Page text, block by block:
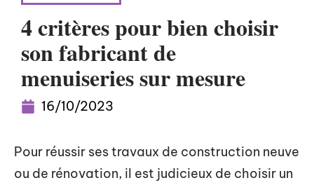
4 critères pour bien choisir
son fabricant de
menuiseries sur mesure
16/10/2023
Pour réussir ses travaux de construction neuve
ou de rénovation, il est judicieux de choisir un